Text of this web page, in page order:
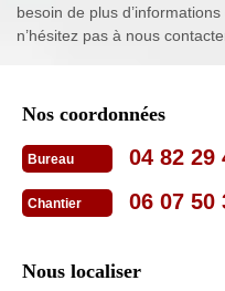
besoin de plus
n’hésitez pas à nous
Nos coordonnées
Bureau 04 82 29
Chantier 06 07 50
Nous localiser